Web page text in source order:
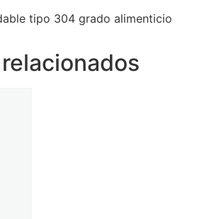
tipo 304 grado alimenticio